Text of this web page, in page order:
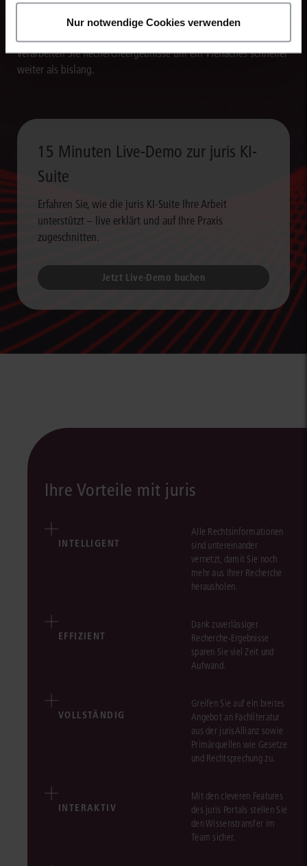
Nur notwendige Cookies verwenden
Die juris KI-Suite erstellt in Sekunden Textentwürfe für
Schriftsätze, Stellungnahmen und andere Dokumente. So
verarbeiten Sie Rechercheergebnisse um ein Vielfaches schneller
weiter als bislang.
15 Minuten Live-Demo zur juris KI-
Suite
Erfahren Sie, wie die juris KI-Suite Ihre Arbeit
unterstützt – live erklärt und auf Ihre Praxis
zugeschnitten.
Jetzt Live-Demo buchen
Ihre Vorteile mit juris
INTELLIGENT
Alle Rechtsinformationen
sind untereinander
vernetzt, damit Sie noch
mehr aus Ihrer Recherche
herausholen.
EFFIZIENT
Dank zuverlässiger
Recherche-Ergebnisse
sparen Sie viel Zeit und
Aufwand.
VOLLSTÄNDIG
Greifen Sie auf ein breites
Angebot an Fachliteratur
aus der jurisAllianz sowie
Primärquellen wie Gesetze
und Rechtsprechung zu.
INTERAKTIV
Mit den cleveren Features
des juris Portals stellen Sie
den Wissenstransfer im
Team sicher.